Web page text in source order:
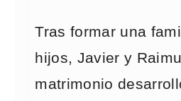
Tras formar una
hijos, Javier y
matrimonio